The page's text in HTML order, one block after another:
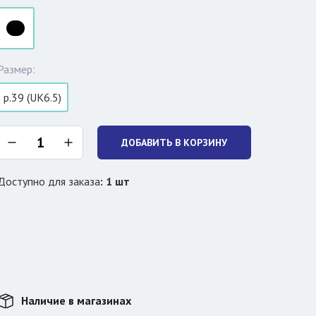
р.39 (UK6.5)
ДОБАВИТЬ В КОРЗИНУ
для заказа: 1 шт
Наличие в магазинах